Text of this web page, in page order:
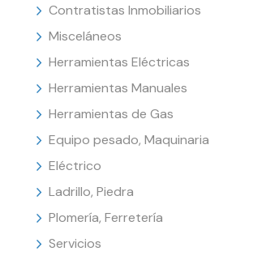
Contratistas Inmobiliarios
Misceláneos
Herramientas Eléctricas
Herramientas Manuales
Herramientas de Gas
Equipo pesado, Maquinaria
Eléctrico
Ladrillo, Piedra
Plomería, Ferretería
Servicios